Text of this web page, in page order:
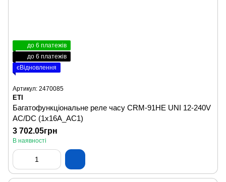
до 6 платежів
до 6 платежів
єВідновлення
Артикул: 2470085
ETI
Багатофункціональне реле часу CRM-91HE UNI 12-240V
AC/DC (1x16A_AC1)
3 702.05грн
В наявності